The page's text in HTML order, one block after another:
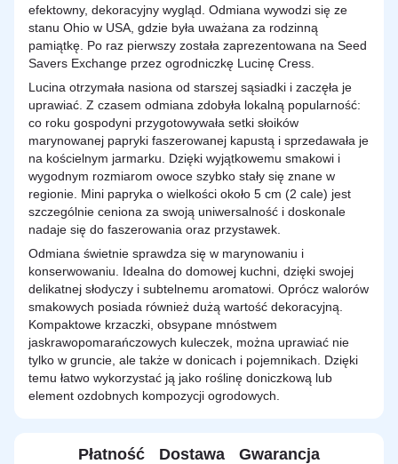
efektowny, dekoracyjny wygląd. Odmiana wywodzi się ze
stanu Ohio w USA, gdzie była uważana za rodzinną
pamiątkę. Po raz pierwszy została zaprezentowana na Seed
Savers Exchange przez ogrodniczkę Lucinę Cress.
Lucina otrzymała nasiona od starszej sąsiadki i zaczęła je
uprawiać. Z czasem odmiana zdobyła lokalną popularność:
co roku gospodyni przygotowywała setki słoików
marynowanej papryki faszerowanej kapustą i sprzedawała je
na kościelnym jarmarku. Dzięki wyjątkowemu smakowi i
wygodnym rozmiarom owoce szybko stały się znane w
regionie. Mini papryka o wielkości około 5 cm (2 cale) jest
szczególnie ceniona za swoją uniwersalność i doskonale
nadaje się do faszerowania oraz przystawek.
Odmiana świetnie sprawdza się w marynowaniu i
konserwowaniu. Idealna do domowej kuchni, dzięki swojej
delikatnej słodyczy i subtelnemu aromatowi. Oprócz walorów
smakowych posiada również dużą wartość dekoracyjną.
Kompaktowe krzaczki, obsypane mnóstwem
jaskrawopomarańczowych kuleczek, można uprawiać nie
tylko w gruncie, ale także w donicach i pojemnikach. Dzięki
temu łatwo wykorzystać ją jako roślinę doniczkową lub
element ozdobnych kompozycji ogrodowych.
Płatność Dostawa Gwarancja